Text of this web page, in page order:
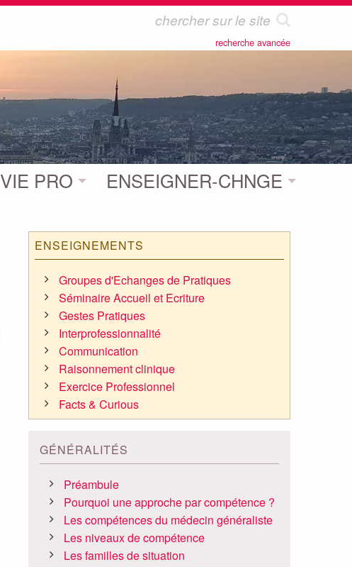
recherche avancée
VIE PRO ENSEIGNER-CHNGE
ENSEIGNEMENTS
Groupes d'Echanges de Pratiques
Séminaire Accueil et Ecriture
Gestes Pratiques
Interprofessionnalité
Communication
Raisonnement clinique
Exercice Professionnel
Facts & Curious
GÉNÉRALITÉS
Préambule
Pourquoi une approche par compétence ?
Les compétences du médecin généraliste
Les niveaux de compétence
Les familles de situation